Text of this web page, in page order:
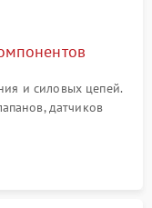
и силовых цепей.
датчиков
степени износа
гидросистемы